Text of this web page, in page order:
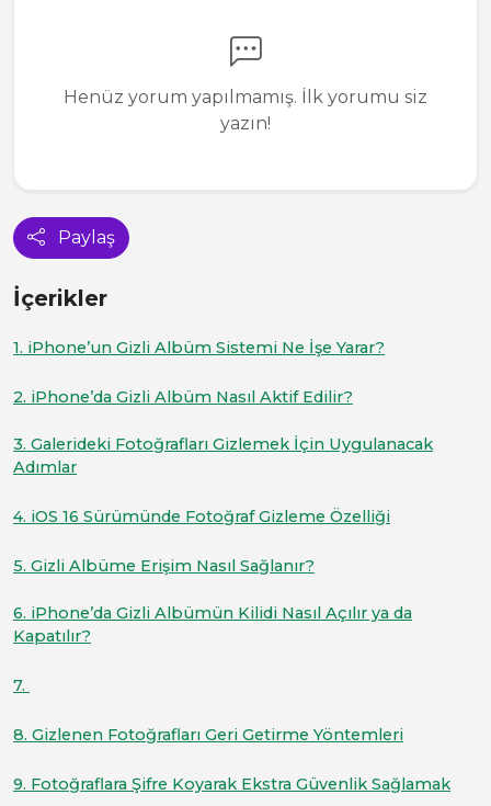
Paylaş
Henüz yorum yapılmamış. İlk yorumu siz
yazın!
İçerikler
1. iPhone’un Gizli Albüm Sistemi Ne İşe Yarar?
2. iPhone’da Gizli Albüm Nasıl Aktif Edilir?
3. Galerideki Fotoğrafları Gizlemek İçin Uygulanacak
Adımlar
4. iOS 16 Sürümünde Fotoğraf Gizleme Özelliği
5. Gizli Albüme Erişim Nasıl Sağlanır?
6. iPhone’da Gizli Albümün Kilidi Nasıl Açılır ya da
Kapatılır?
7.
8. Gizlenen Fotoğrafları Geri Getirme Yöntemleri
9. Fotoğraflara Şifre Koyarak Ekstra Güvenlik Sağlamak